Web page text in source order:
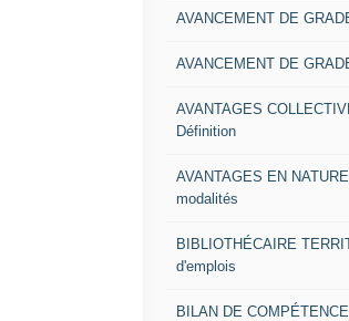
AVANCEMENT DE
AVANCEMENT DE
AVANTAGES
Définition
AVANTAGES EN
modalités
BIBLIOTHÉCAIRE
d'emplois
BILAN DE